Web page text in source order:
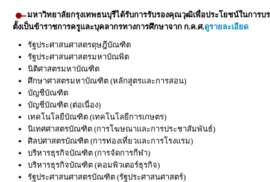
มหาวิทยาลัยกรุงเทพธนบุรีได้รับการรับรองคุณวุฒิเพื่อประโยชน์ในการบ
ตั้งเป็นข้าราชการครูและบุคลากรทางการศึกษาจาก ก.ค.ศ.ดูรายละเอียด
รัฐประศาสนศาสตรดุษฎีบัณฑิต
รัฐประศาสนศาสตรมหาบัณพิต
นิติศาสตรมหาบัณฑิต
ศึกษาศาสตรมหาบัณฑิต (หลักสูตรและการสอน)
บัญชีบัณฑิต
บัญชีบัณฑิต (ต่อเนื่อง)
เทคโนโลยีบัณฑิต (เทคโนโลยีการเกษตร)
นิเทศศาสตรบัณฑิต (การโฆษณาและการประชาสัมพันธ์)
ศิลปศาสตรบัณฑิต (การท่องเที่ยวและการโรงแรม)
บริหารธุรกิจบัณฑิต (การจัดการกีฬา)
บริหารธุรกิจบัณฑิต (คอมพิวเตอร์ธุรกิจ)
รัฐประศาสนศาสตรบัณฑิต (รัฐประศาสนศาสตร์)